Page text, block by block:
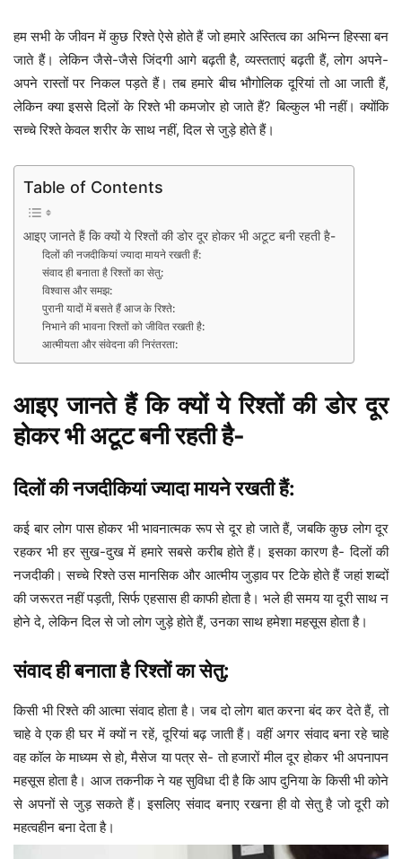
हम सभी के जीवन में कुछ रिश्ते ऐसे होते हैं जो हमारे अस्तित्व का अभिन्न हिस्सा बन
जाते हैं। लेकिन जैसे-जैसे जिंदगी आगे बढ़ती है, व्यस्तताएं बढ़ती हैं, लोग अपने-
अपने रास्तों पर निकल पड़ते हैं। तब हमारे बीच भौगोलिक दूरियां तो आ जाती हैं,
लेकिन क्या इससे दिलों के रिश्ते भी कमजोर हो जाते हैं? बिल्कुल भी नहीं। क्योंकि
सच्चे रिश्ते केवल शरीर के साथ नहीं, दिल से जुड़े होते हैं।
Table of Contents
आइए जानते हैं कि क्यों ये रिश्तों की डोर दूर होकर भी अटूट बनी रहती है-
दिलों की नजदीकियां ज्यादा मायने रखती हैं:
संवाद ही बनाता है रिश्तों का सेतु:
विश्वास और समझ:
पुरानी यादों में बसते हैं आज के रिश्ते:
निभाने की भावना रिश्तों को जीवित रखती है:
आत्मीयता और संवेदना की निरंतरता:
आइए जानते हैं कि क्यों ये रिश्तों की डोर दूर
होकर भी अटूट बनी रहती है-
दिलों की नजदीकियां ज्यादा मायने रखती हैं:
कई बार लोग पास होकर भी भावनात्मक रूप से दूर हो जाते हैं, जबकि कुछ लोग दूर
रहकर भी हर सुख-दुख में हमारे सबसे करीब होते हैं। इसका कारण है- दिलों की
नजदीकी। सच्चे रिश्ते उस मानसिक और आत्मीय जुड़ाव पर टिके होते हैं जहां शब्दों
की जरूरत नहीं पड़ती, सिर्फ एहसास ही काफी होता है। भले ही समय या दूरी साथ न
होने दे, लेकिन दिल से जो लोग जुड़े होते हैं, उनका साथ हमेशा महसूस होता है।
संवाद ही बनाता है रिश्तों का सेतु:
किसी भी रिश्ते की आत्मा संवाद होता है। जब दो लोग बात करना बंद कर देते हैं, तो
चाहे वे एक ही घर में क्यों न रहें, दूरियां बढ़ जाती हैं। वहीं अगर संवाद बना रहे चाहे
वह कॉल के माध्यम से हो, मैसेज या पत्र से- तो हजारों मील दूर होकर भी अपनापन
महसूस होता है। आज तकनीक ने यह सुविधा दी है कि आप दुनिया के किसी भी कोने
से अपनों से जुड़ सकते हैं। इसलिए संवाद बनाए रखना ही वो सेतु है जो दूरी को
महत्वहीन बना देता है।